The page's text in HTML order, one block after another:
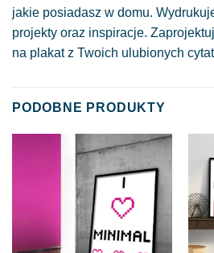
jakie posiadasz w domu.
projekty oraz inspiracje.
na plakat z Twoich ulubionych
PODOBNE PRODUKTY